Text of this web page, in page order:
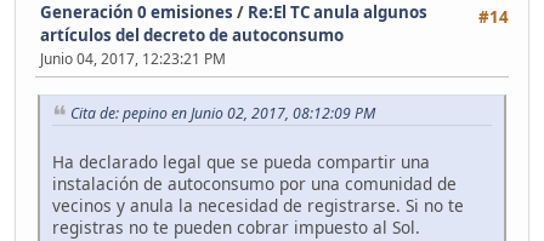
#14
Generación 0 emisiones / Re:El TC anula algunos
artículos del decreto de autoconsumo
Junio 04, 2017, 12:23:21 PM
Cita de: pepino en Junio 02, 2017, 08:12:09 PM
Ha declarado legal que se pueda compartir una
instalación de autoconsumo por una comunidad de
vecinos y anula la necesidad de registrarse. Si no te
registras no te pueden cobrar impuesto al Sol.